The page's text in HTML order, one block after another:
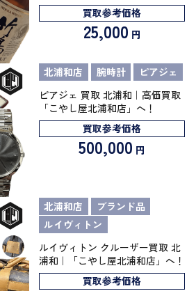
買取参考価格
25,000 円
北浦和店 腕時計
ピアジェ
ピアジェ 買取 北浦和｜高価買取
「こやし屋北浦和店」へ！
買取参考価格
500,000 円
北浦和店
ブランド品
ルイヴィトン
ルイヴィトン クルーザー買取 北
浦和｜「こやし屋北浦和店」へ！
買取参考価格